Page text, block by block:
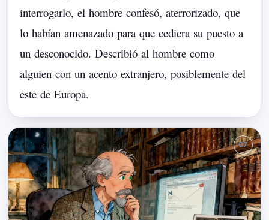
interrogarlo, el hombre confesó, aterrorizado, que
lo habían amenazado para que cediera su puesto a
un desconocido. Describió al hombre como
alguien con un acento extranjero, posiblemente del
este de Europa.